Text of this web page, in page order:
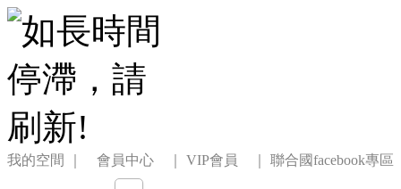
我的空間 ｜ 會員中心 ｜ VIP會員 ｜ 聯合國facebook專區